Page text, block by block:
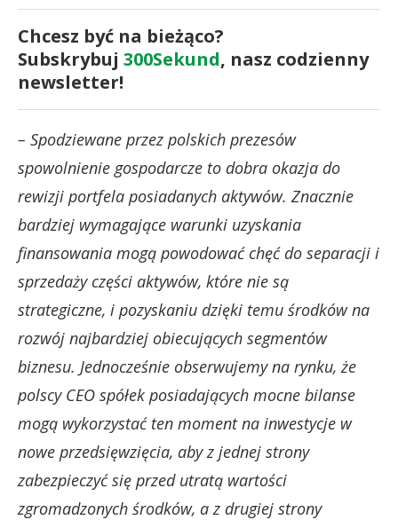
Chcesz być na bieżąco?
Subskrybuj 300Sekund, nasz codzienny
newsletter!
– Spodziewane przez polskich prezesów
spowolnienie gospodarcze to dobra okazja do
rewizji portfela posiadanych aktywów. Znacznie
bardziej wymagające warunki uzyskania
finansowania mogą powodować chęć do separacji i
sprzedaży części aktywów, które nie są
strategiczne, i pozyskaniu dzięki temu środków na
rozwój najbardziej obiecujących segmentów
biznesu. Jednocześnie obserwujemy na rynku, że
polscy CEO spółek posiadających mocne bilanse
mogą wykorzystać ten moment na inwestycje w
nowe przedsięwzięcia, aby z jednej strony
zabezpieczyć się przed utratą wartości
zgromadzonych środków, a z drugiej strony